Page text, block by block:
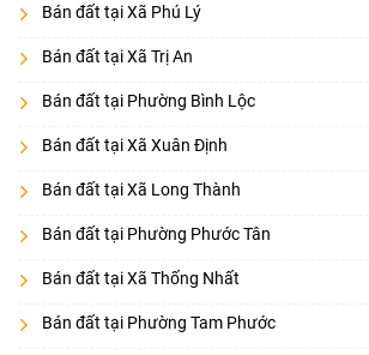
Bán đất tại Xã Phú Lý
Bán đất tại Xã Trị An
Bán đất tại Phường Bình Lộc
Bán đất tại Xã Xuân Định
Bán đất tại Xã Long Thành
Bán đất tại Phường Phước Tân
Bán đất tại Xã Thống Nhất
Bán đất tại Phường Tam Phước